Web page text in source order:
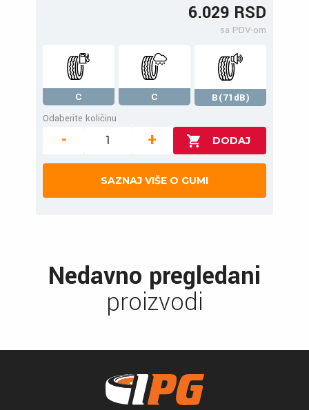
6.029 RSD
sa PDV-om
C C
B(71dB)
Odaberite količinu
- +
SAZNAJ VIŠE O GUMI
Nedavno pregledani
proizvodi